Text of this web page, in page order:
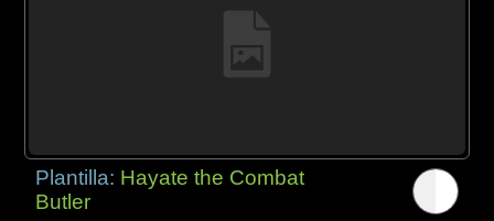
Plantilla: Hayate the Combat
Butler